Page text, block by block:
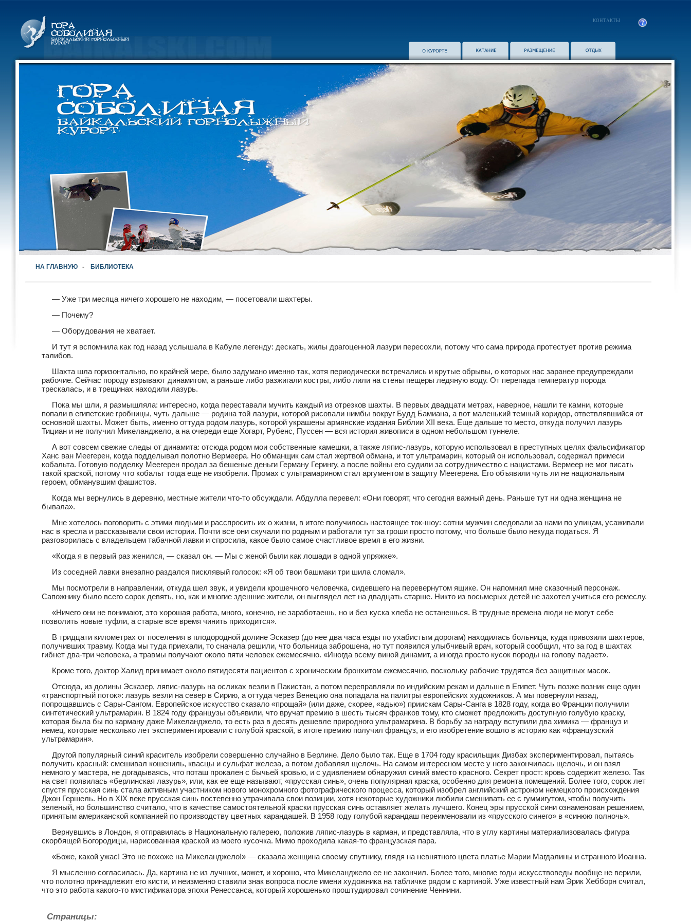
КОНТАКТЫ
НА ГЛАВНУЮ - БИБЛИОТЕКА
— Уже три месяца ничего хорошего не находим, — посетовали шахтеры.
— Почему?
— Оборудования не хватает.
И тут я вспомнила как год назад услышала в Кабуле легенду: дескать, жилы драгоценной лазури пересохли, потому что сама природа протестует против режима
талибов.
Шахта шла горизонтально, по крайней мере, было задумано именно так, хотя периодически встречались и крутые обрывы, о которых нас заранее предупреждали
рабочие. Сейчас породу взрывают динамитом, а раньше либо разжигали костры, либо лили на стены пещеры ледяную воду. От перепада температур порода
трескалась, и в трещинах находили лазурь.
Пока мы шли, я размышляла: интересно, когда переставали мучить каждый из отрезков шахты. В первых двадцати метрах, наверное, нашли те камни, которые
попали в египетские гробницы, чуть дальше — родина той лазури, которой рисовали нимбы вокруг Будд Бамиана, а вот маленький темный коридор, ответвлявшийся от
основной шахты. Может быть, именно оттуда родом лазурь, которой украшены армянские издания Библии XII века. Еще дальше то место, откуда получил лазурь
Тициан и не получил Микеланджело, а на очереди еще Хогарт, Рубенс, Пуссен — вся история живописи в одном небольшом туннеле.
А вот совсем свежие следы от динамита: отсюда родом мои собственные камешки, а также ляпис-лазурь, которую использовал в преступных целях фальсификатор
Ханс ван Меегерен, когда подделывал полотно Вермеера. Но обманщик сам стал жертвой обмана, и тот ультрамарин, который он использовал, содержал примеси
кобальта. Готовую подделку Меегерен продал за бешеные деньги Герману Герингу, а после войны его судили за сотрудничество с нацистами. Вермеер не мог писать
такой краской, потому что кобальт тогда еще не изобрели. Промах с ультрамарином стал аргументом в защиту Меегерена. Его объявили чуть ли не национальным
героем, обманувшим фашистов.
Когда мы вернулись в деревню, местные жители что-то обсуждали. Абдулла перевел: «Они говорят, что сегодня важный день. Раньше тут ни одна женщина не
бывала».
Мне хотелось поговорить с этими людьми и расспросить их о жизни, в итоге получилось настоящее ток-шоу: сотни мужчин следовали за нами по улицам, усаживали
нас в кресла и рассказывали свои истории. Почти все они скучали по родным и работали тут за гроши просто потому, что больше было некуда податься. Я
разговорилась с владельцем табачной лавки и спросила, какое было самое счастливое время в его жизни.
«Когда я в первый раз женился, — сказал он. — Мы с женой были как лошади в одной упряжке».
Из соседней лавки внезапно раздался писклявый голосок: «Я об твои башмаки три шила сломал».
Мы посмотрели в направлении, откуда шел звук, и увидели крошечного человечка, сидевшего на перевернутом ящике. Он напомнил мне сказочный персонаж.
Сапожнику было всего сорок девять, но, как и многие здешние жители, он выглядел лет на двадцать старше. Никто из восьмерых детей не захотел учиться его ремеслу.
«Ничего они не понимают, это хорошая работа, много, конечно, не заработаешь, но и без куска хлеба не останешься. В трудные времена люди не могут себе
позволить новые туфли, а старые все время чинить приходится».
В тридцати километрах от поселения в плодородной долине Эсказер (до нее два часа езды по ухабистым дорогам) находилась больница, куда привозили шахтеров,
получивших травму. Когда мы туда приехали, то сначала решили, что больница заброшена, но тут появился улыбчивый врач, который сообщил, что за год в шахтах
гибнет два-три человека, а травмы получают около пяти человек ежемесячно. «Иногда всему виной динамит, а иногда просто кусок породы на голову падает».
Кроме того, доктор Халид принимает около пятидесяти пациентов с хроническим бронхитом ежемесячно, поскольку рабочие трудятся без защитных масок.
Отсюда, из долины Эсказер, ляпис-лазурь на осликах везли в Пакистан, а потом переправляли по индийским рекам и дальше в Египет. Чуть позже возник еще один
«транспортный поток»: лазурь везли на север в Сирию, а оттуда через Венецию она попадала на палитры европейских художников. А мы повернули назад,
попрощавшись с Сары-Сангом. Европейское искусство сказало «прощай» (или даже, скорее, «адью») приискам Сары-Санга в 1828 году, когда во Франции получили
синтетический ультрамарин. В 1824 году французы объявили, что вручат премию в шесть тысяч франков тому, кто сможет предложить доступную голубую краску,
которая была бы по карману даже Микеланджело, то есть раз в десять дешевле природного ультрамарина. В борьбу за награду вступили два химика — француз и
немец, которые несколько лет экспериментировали с голубой краской, в итоге премию получил француз, и его изобретение вошло в историю как «французский
ультрамарин».
Другой популярный синий краситель изобрели совершенно случайно в Берлине. Дело было так. Еще в 1704 году красильщик Дизбах экспериментировал, пытаясь
получить красный: смешивал кошениль, квасцы и сульфат железа, а потом добавлял щелочь. На самом интересном месте у него закончилась щелочь, и он взял
немного у мастера, не догадываясь, что поташ прокален с бычьей кровью, и с удивлением обнаружил синий вместо красного. Секрет прост: кровь содержит железо. Так
на свет появилась «берлинская лазурь», или, как ее еще называют, «прусская синь», очень популярная краска, особенно для ремонта помещений. Более того, сорок лет
спустя прусская синь стала активным участником нового монохромного фотографического процесса, который изобрел английский астроном немецкого происхождения
Джон Гершель. Но в XIX веке прусская синь постепенно утрачивала свои позиции, хотя некоторые художники любили смешивать ее с гуммигутом, чтобы получить
зеленый, но большинство считало, что в качестве самостоятельной краски прусская синь оставляет желать лучшего. Конец эры прусской сини ознаменован решением,
принятым американской компанией по производству цветных карандашей. В 1958 году голубой карандаш переименовали из «прусского синего» в «синюю полночь».
Вернувшись в Лондон, я отправилась в Национальную галерею, положив ляпис-лазурь в карман, и представляла, что в углу картины материализовалась фигура
скорбящей Богородицы, нарисованная краской из моего кусочка. Мимо проходила какая-то французская пара.
«Боже, какой ужас! Это не похоже на Микеланджело!» — сказала женщина своему спутнику, глядя на невнятного цвета платье Марии Магдалины и странного Иоанна.
Я мысленно согласилась. Да, картина не из лучших, может, и хорошо, что Микеланджело ее не закончил. Более того, многие годы искусствоведы вообще не верили,
что полотно принадлежит его кисти, и неизменно ставили знак вопроса после имени художника на табличке рядом с картиной. Уже известный нам Эрик Хебборн считал,
что это работа какого-то мистификатора эпохи Ренессанса, который хорошенько проштудировал сочинение Ченнини.
Страницы: